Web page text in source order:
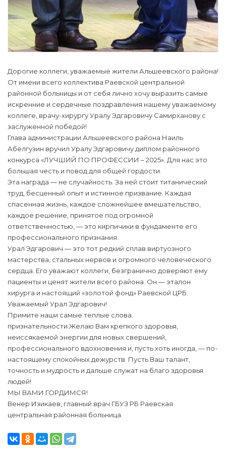
Дорогие коллеги, уважаемые жители Альшеевского района!
От имени всего коллектива Раевской центральной
районной больницы и от себя лично хочу выразить самые
искренние и сердечные поздравления нашему уважаемому
коллеге, врачу-хирургу Уралу Эдгаровичу Самирханову с
заслуженной победой!
Глава администрации Альшеевского района Наиль
Абелгузин вручил Уралу Эдгаровичу диплом районного
конкурса «ЛУЧШИЙ ПО ПРОФЕССИИ – 2025». Для нас это
большая честь и повод для общей гордости.
Эта награда — не случайность. За ней стоит титанический
труд, бесценный опыт и истинное призвание. Каждая
спасенная жизнь, каждое сложнейшее вмешательство,
каждое решение, принятое под огромной
ответственностью, — это кирпичики в фундаменте его
профессионального признания.
Урал Эдгарович — это тот редкий сплав виртуозного
мастерства, стальных нервов и огромного человеческого
сердца. Его уважают коллеги, безгранично доверяют ему
пациенты и ценят жители всего района. Он — эталон
хирурга и настоящий «золотой фонд» Раевской ЦРБ.
Уважаемый Урал Эдгарович!
Примите наши самые теплые слова
признательности.Желаю Вам крепкого здоровья,
неиссякаемой энергии для новых свершений,
профессионального вдохновения и, пусть хоть иногда, — по-
настоящему спокойных дежурств. Пусть Ваш талант,
точность и мудрость и дальше служат на благо здоровья
людей!
МЫ ВАМИ ГОРДИМСЯ!
Венер Изикаев, главный врач ГБУЗ РБ Раевская
центральная районная больница